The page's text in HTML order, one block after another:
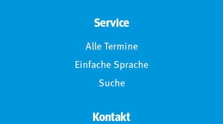
Service
Alle Termine
Einfache Sprache
Suche
Kontakt